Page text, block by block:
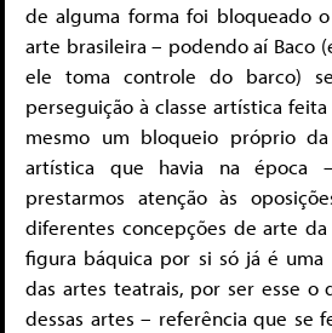
de alguma forma foi bloqueado
arte brasileira – podendo aí Baco
ele toma controle do barco)
perseguição à classe artística
mesmo um bloqueio próprio
artística que havia na época
prestarmos atenção às
diferentes concepções de arte
figura báquica por si só já é uma
das artes teatrais, por ser esse o
dessas artes – referência que se